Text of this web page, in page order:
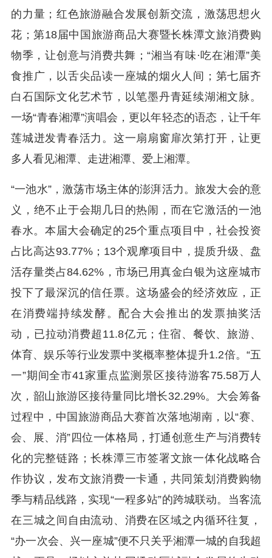
的力量；红色旅游融合发展创新交流，激荡思想火
花；第18届中国旅游商品大赛暨长株潭文旅消费购
物季，让创意与消费共舞；“湘当有味·吃在湘潭”美
食推广，以舌尖品读一座城的烟火人间；第七届齐
白石国际文化艺术节，以笔墨丹青延续湖湘文脉。
一场“青春湘潭”演唱会，更以年轻态的语态，让千年
莲城迸发青春活力。这一扇扇窗扉次第打开，让更
多人看见湘潭、走进湘潭、爱上湘潭。
“一池水”，激荡市场主体的澎湃活力。旅发大会的意
义，绝不止于会期几日的热闹，而在它激活的一池
春水。本届大会确定的25个重点项目中，社会投资
占比高达93.77%；13个观摩项目中，提质升级、盘
活存量类占84.62%，市场已用真金白银为这座城市
投下了最深沉的信任票。这场盛会的经济效应，正
在消费端持续发酵。配合大会推出的发票抽奖活
动，已拉动消费超11.8亿元；住宿、餐饮、旅游、
体育、娱乐等行业发票中奖概率整体提升1.2倍。“五
一”期间全市41家重点监测景区接待游客75.58万人
次，韶山旅游区接待量同比增长32.29%。大会筹备
过程中，中国旅游商品大赛首次落地湖南，以“赛、
会、展、消”四位一体格局，打通创意生产与消费转
化的完整链路；长株潭三市签署文旅一体化战略合
作协议，发布文旅消费一卡通，共同策划消费购物
季与精品线路，实现“一程多站”的跨城联动。当客流
在三城之间自由流动、消费在区域之内循环往复，
“办一次会、兴一座城”便不只关乎湘潭一城的自我超